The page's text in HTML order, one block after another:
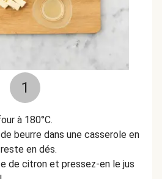
1
à 180°C.
beurre dans une casserole en
en dés.
de citron et pressez-en le jus